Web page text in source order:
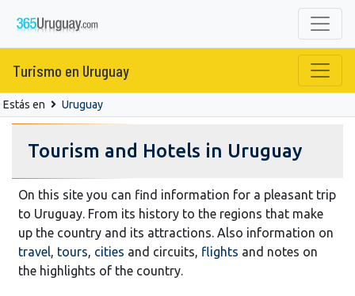
Turismo en Uruguay
Estás en Uruguay
Tourism and Hotels in Uruguay
On this site you can find information for a pleasant trip
to Uruguay. From its history to the regions that make
up the country and its attractions. Also information on
travel, tours, cities and circuits, flights and notes on
the highlights of the country.